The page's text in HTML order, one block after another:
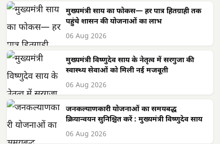
मुख्यमंत्री साय का फोकस— हर पात्र हितग्राही तक
पहुंचे शासन की योजनाओं का लाभ
06 Aug 2026
मुख्यमंत्री विष्णुदेव साय के नेतृत्व में सरगुजा की
स्वास्थ्य सेवाओं को मिली नई मजबूती
06 Aug 2026
जनकल्याणकारी योजनाओं का समयबद्ध
क्रियान्वयन सुनिश्चित करें : मुख्यमंत्री विष्णुदेव साय
06 Aug 2026